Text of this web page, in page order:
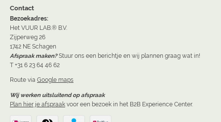
Contact
Bezoekadres:
Het VUUR LAB.® B.V.
Zijperweg 26
1742 NE Schagen
Afspraak maken? Stuur ons een berichtje en wij plannen graag wat in!
T +31 6 23 64 46 62
Route via Google maps
Wij werken uitsluitend op afspraak
Plan hier je afspraak voor een bezoek in het B2B Experience Center.